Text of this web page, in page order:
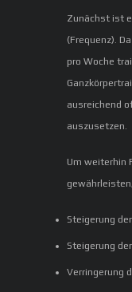
Zunächst ist
(Frequenz).
pro Woche
ausreichend
auszusetzen.
Um weiterhin
Steigerung
Steigerung
Verringerung